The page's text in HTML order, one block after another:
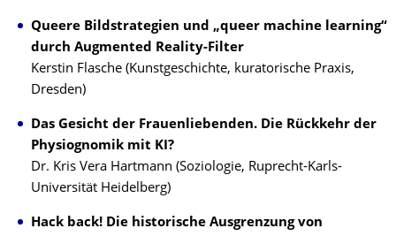
Queere Bildstrategien und „queer machine learning“
durch Augmented Reality-Filter
Kerstin Flasche (Kunstgeschichte, kuratorische Praxis,
Dresden)
Das Gesicht der Frauenliebenden. Die Rückkehr der
Physiognomik mit KI?
Dr. Kris Vera Hartmann (Soziologie, Ruprecht-Karls-
Universität Heidelberg)
Hack back! Die historische Ausgrenzung von